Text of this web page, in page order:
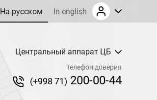
На русском In english
Центральный аппарат ЦБ
Телефон доверия
(+998 71) 200-00-44